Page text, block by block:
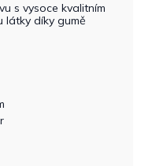
s vysoce kvalitním
látky díky gumě